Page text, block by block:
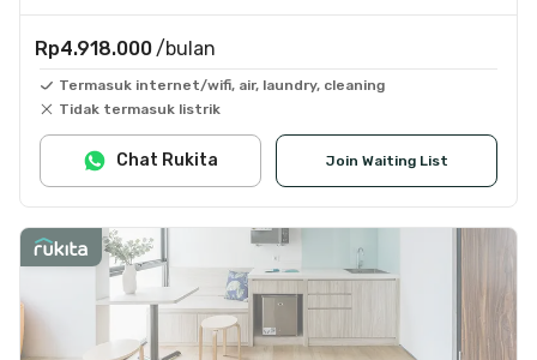
Rp4.918.000 /bulan
Termasuk internet/wifi, air, laundry, cleaning
Tidak termasuk listrik
Join Waiting List
Chat Rukita